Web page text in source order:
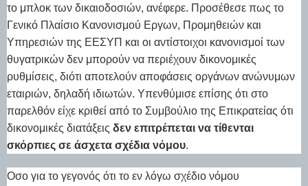
το μπλοκ των δικαιοδοσιών, ανέφερε. Προσέθεσε πως το
Γενικό Πλαίσιο Κανονισμού Εργων, Προμηθειών και
Υπηρεσιών της ΕΕΣΥΠ και οι αντίστοιχοι κανονισμοί των
θυγατρικών δεν μπορούν να περιέχουν δικονομικές
ρυθμίσεις, διότι αποτελούν αποφάσεις οργάνων ανώνυμων
εταιριών, δηλαδή ιδιωτών. Υπενθύμισε επίσης ότι στο
παρελθόν είχε κριθεί από το Συμβούλιο της Επικρατείας ότι
δικονομικές διατάξεις δεν επιτρέπεται να τίθενται
σκόρπιες σε άσχετα σχέδια νόμου.
Οσο για το γεγονός ότι το εν λόγω σχέδιο νόμου